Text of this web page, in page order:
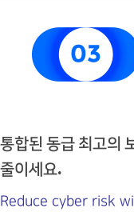
통합된 동급 최고의
줄이세요.
Reduce cyber risk